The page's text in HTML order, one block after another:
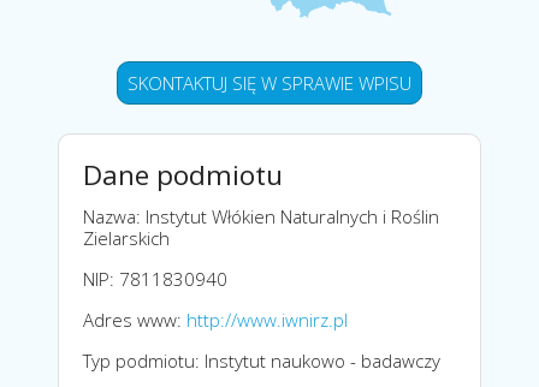
SKONTAKTUJ SIĘ W SPRAWIE WPISU
Dane podmiotu
Nazwa: Instytut Włókien Naturalnych i Roślin
Zielarskich
NIP: 7811830940
Adres www: http://www.iwnirz.pl
Typ podmiotu: Instytut naukowo - badawczy